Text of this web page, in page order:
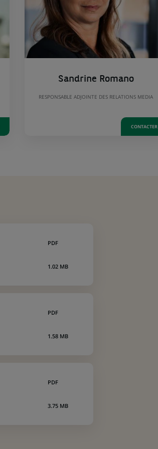
Sandrine Romano
RESPONSABLE ADJOINTE DES RELATIONS MEDIA
CONTACTER
PDF
1.02 MB
PDF
1.58 MB
PDF
3.75 MB